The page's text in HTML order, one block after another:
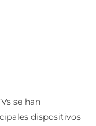
se han
dispositivos